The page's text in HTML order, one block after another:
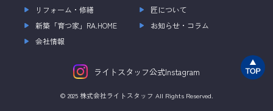
リフォーム・修繕
匠について
新築「育つ家」RA.HOME
お知らせ・コラム
会社情報
ライトスタッフ公式Instagram
© 2025 株式会社ライトスタッフ All Rights Reserved.